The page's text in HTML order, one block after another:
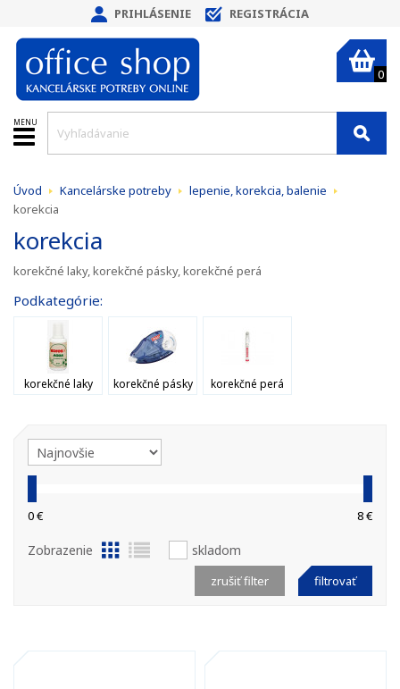
PRIHLÁSENIE REGISTRÁCIA
0
MENU
Úvod Kancelárske potreby
lepenie, korekcia, balenie
korekcia
korekcia
korekčné laky, korekčné pásky, korekčné perá
Podkategórie:
korekčné laky korekčné pásky korekčné perá
0 € 8 €
Zobrazenie skladom
filtrovať
zrušiť filter